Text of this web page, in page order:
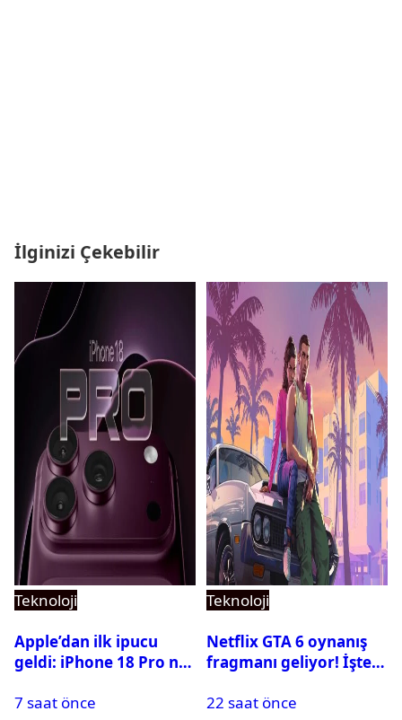
İlginizi Çekebilir
Teknoloji
Apple’dan ilk ipucu
geldi: iPhone 18 Pro ne
7 saat önce
Teknoloji
Netflix GTA 6 oynanış
fragmanı geliyor! İşte
22 saat önce